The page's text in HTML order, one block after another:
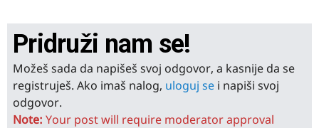
Pridruži nam se!
Možeš sada da napišeš svoj odgovor, a kasnije da se
registruješ. Ako imaš nalog, uloguj se i napiši svoj
odgovor.
Note: Your post will require moderator approval